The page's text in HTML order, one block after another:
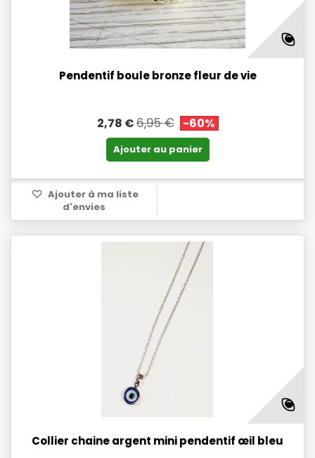
Pendentif boule bronze fleur de vie
2,78 €6,95 € -60%
Ajouter au panier
Ajouter à ma liste
d'envies
Collier chaine argent mini pendentif œil bleu